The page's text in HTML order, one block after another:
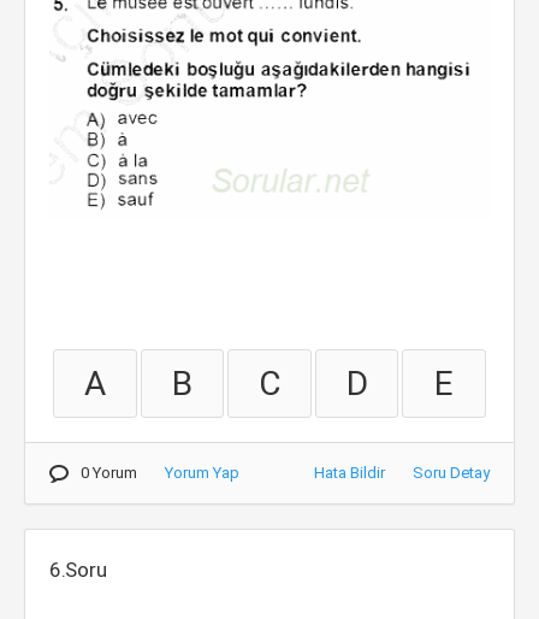
A B C D E
0 Yorum Yorum Yap Hata Bildir Soru Detay
6.Soru